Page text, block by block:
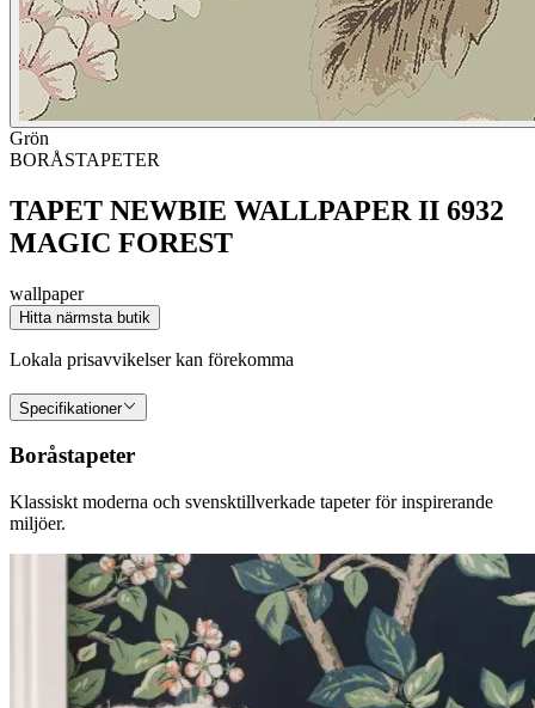
Grön
BORÅSTAPETER
TAPET NEWBIE WALLPAPER II 6932
MAGIC FOREST
wallpaper
Hitta närmsta butik
Lokala prisavvikelser kan förekomma
Specifikationer
Boråstapeter
Klassiskt moderna och svensktillverkade tapeter för inspirerande
miljöer.